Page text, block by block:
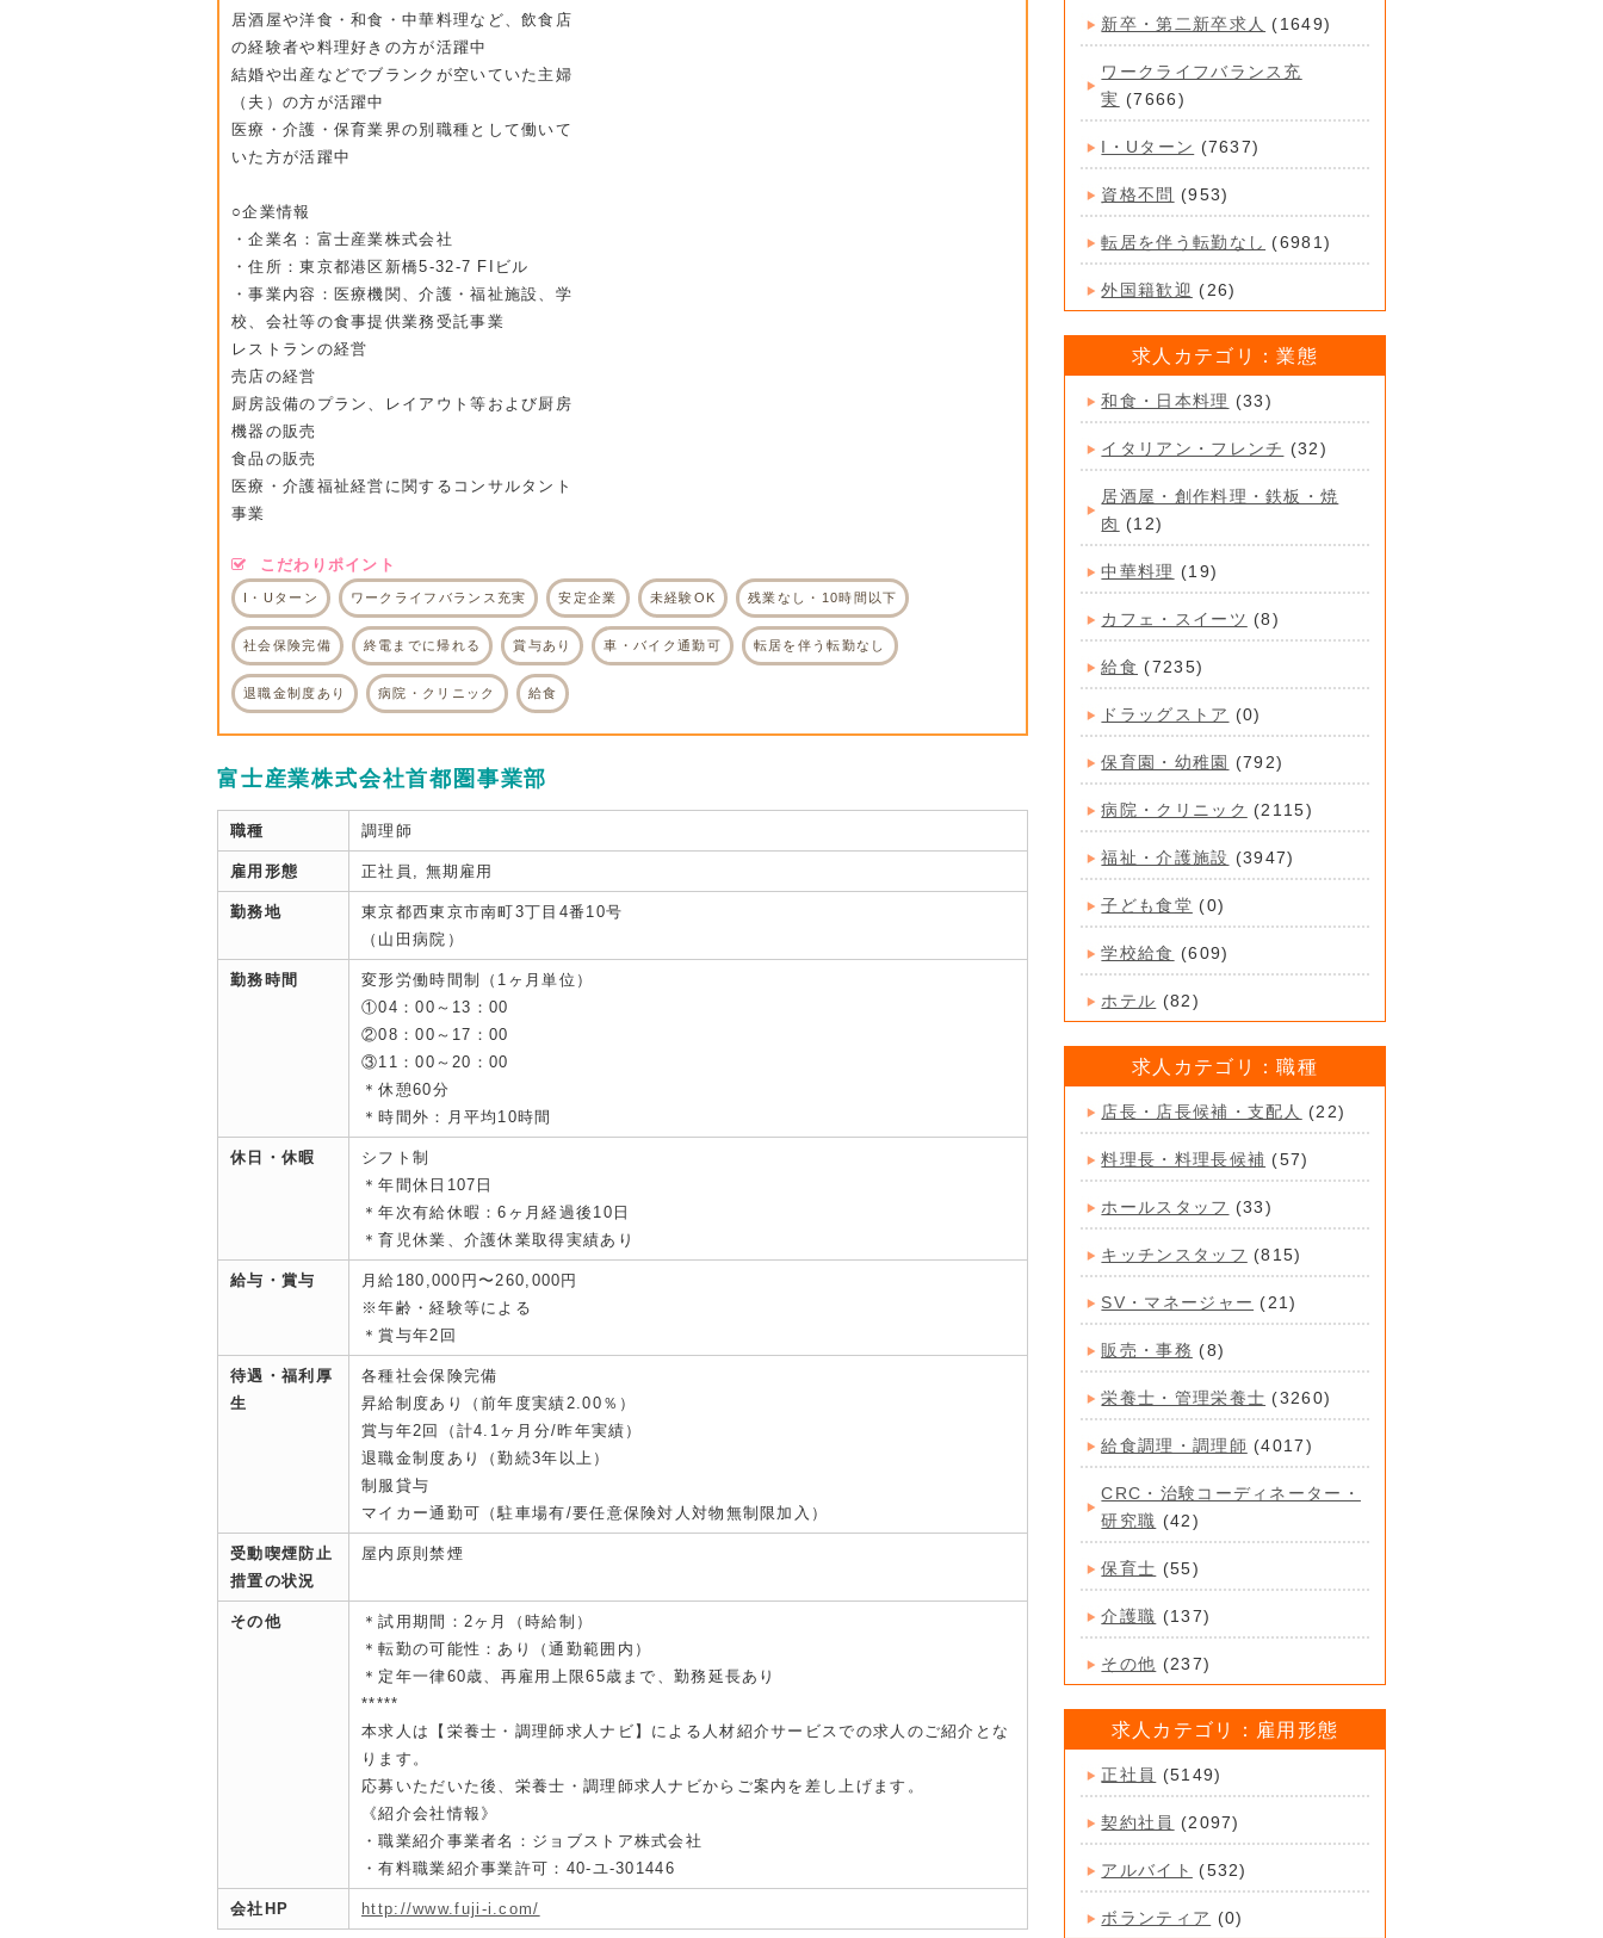
居酒屋や洋食・和食・中華料理など、飲食店
の経験者や料理好きの方が活躍中
結婚や出産などでブランクが空いていた主婦
（夫）の方が活躍中
医療・介護・保育業界の別職種として働いて
いた方が活躍中
○企業情報
・企業名：富士産業株式会社
・住所：東京都港区新橋5-32-7 FIビル
・事業内容：医療機関、介護・福祉施設、学
校、会社等の食事提供業務受託事業
レストランの経営
売店の経営
厨房設備のプラン、レイアウト等および厨房
機器の販売
食品の販売
医療・介護福祉経営に関するコンサルタント
事業
こだわりポイント
I・Uターン ワークライフバランス充実 安定企業 未経験OK 残業なし・10時間以下
社会保険完備 終電までに帰れる 賞与あり 車・バイク通勤可 転居を伴う転勤なし
退職金制度あり 病院・クリニック 給食
富士産業株式会社首都圏事業部
職種 調理師
雇用形態 正社員, 無期雇用
勤務地
東京都西東京市南町3丁目4番10号
（山田病院）
勤務時間
変形労働時間制（1ヶ月単位）
①04：00～13：00
②08：00～17：00
③11：00～20：00
＊休憩60分
＊時間外：月平均10時間
休日・休暇
シフト制
＊年間休日107日
＊年次有給休暇：6ヶ月経過後10日
＊育児休業、介護休業取得実績あり
給与・賞与
月給180,000円〜260,000円
※年齢・経験等による
＊賞与年2回
待遇・福利厚
生
各種社会保険完備
昇給制度あり（前年度実績2.00％）
賞与年2回（計4.1ヶ月分/昨年実績）
退職金制度あり（勤続3年以上）
制服貸与
マイカー通勤可（駐車場有/要任意保険対人対物無制限加入）
受動喫煙防止
措置の状況
屋内原則禁煙
その他
＊試用期間：2ヶ月（時給制）
＊転勤の可能性：あり（通勤範囲内）
＊定年一律60歳、再雇用上限65歳まで、勤務延長あり
*****
本求人は【栄養士・調理師求人ナビ】による人材紹介サービスでの求人のご紹介とな
ります。
応募いただいた後、栄養士・調理師求人ナビからご案内を差し上げます。
《紹介会社情報》
・職業紹介事業者名：ジョブストア株式会社
・有料職業紹介事業許可：40-ユ-301446
会社HP http://www.fuji-i.com/
新卒・第二新卒求人 (1649)
ワークライフバランス充
実 (7666)
I・Uターン (7637)
資格不問 (953)
転居を伴う転勤なし (6981)
外国籍歓迎 (26)
求人カテゴリ：業態
和食・日本料理 (33)
イタリアン・フレンチ (32)
居酒屋・創作料理・鉄板・焼
肉 (12)
中華料理 (19)
カフェ・スイーツ (8)
給食 (7235)
ドラッグストア (0)
保育園・幼稚園 (792)
病院・クリニック (2115)
福祉・介護施設 (3947)
子ども食堂 (0)
学校給食 (609)
ホテル (82)
求人カテゴリ：職種
店長・店長候補・支配人 (22)
料理長・料理長候補 (57)
ホールスタッフ (33)
キッチンスタッフ (815)
SV・マネージャー (21)
販売・事務 (8)
栄養士・管理栄養士 (3260)
給食調理・調理師 (4017)
CRC・治験コーディネーター・
研究職 (42)
保育士 (55)
介護職 (137)
その他 (237)
求人カテゴリ：雇用形態
正社員 (5149)
契約社員 (2097)
アルバイト (532)
ボランティア (0)